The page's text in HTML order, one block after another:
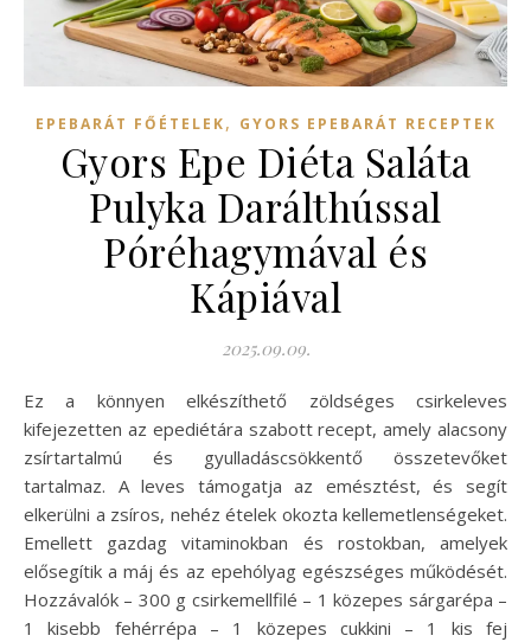
EPEBARÁT FŐÉTELEK, GYORS EPEBARÁT RECEPTEK
Gyors Epe Diéta Saláta
Pulyka Darálthússal
Póréhagymával és
Kápiával
2025.09.09.
Ez a könnyen elkészíthető zöldséges csirkeleves
kifejezetten az epediétára szabott recept, amely alacsony
zsírtartalmú és gyulladáscsökkentő összetevőket
tartalmaz. A leves támogatja az emésztést, és segít
elkerülni a zsíros, nehéz ételek okozta kellemetlenségeket.
Emellett gazdag vitaminokban és rostokban, amelyek
elősegítik a máj és az epehólyag egészséges működését.
Hozzávalók – 300 g csirkemellfilé – 1 közepes sárgarépa –
1 kisebb fehérrépa – 1 közepes cukkini – 1 kis fej